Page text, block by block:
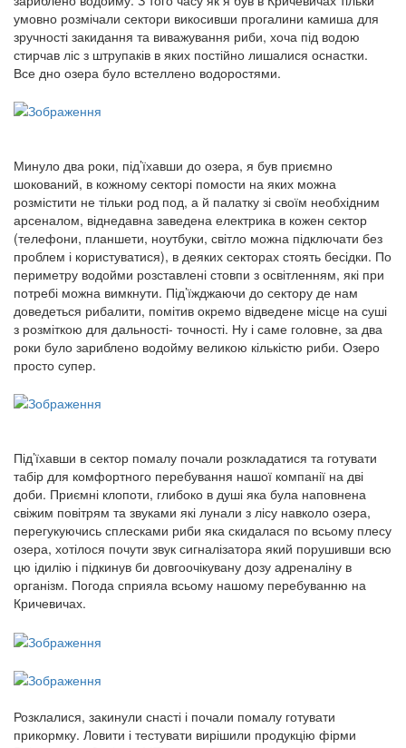
умовно розмічали сектори викосивши прогалини камиша для
зручності закидання та виважування риби, хоча під водою
стирчав ліс з штрупаків в яких постійно лишалися оснастки.
Все дно озера було встеллено водоростями.
Минуло два роки, під’їхавши до озера, я був приємно
шокований, в кожному секторі помости на яких можна
розмістити не тільки род под, а й палатку зі своїм необхідним
арсеналом, віднедавна заведена електрика в кожен сектор
(телефони, планшети, ноутбуки, світло можна підключати без
проблем і користуватися), в деяких секторах стоять бесідки. По
периметру водойми розставлені стовпи з освітленням, які при
потребі можна вимкнути. Під’їжджаючи до сектору де нам
доведеться рибалити, помітив окремо відведене місце на суші
з розміткою для дальності- точності. Ну і саме головне, за два
роки було зариблено водойму великою кількістю риби. Озеро
просто супер.
Під’їхавши в сектор помалу почали розкладатися та готувати
табір для комфортного перебування нашої компанії на дві
доби. Приємні клопоти, глибоко в душі яка була наповнена
свіжим повітрям та звуками які лунали з лісу навколо озера,
перегукуючись сплесками риби яка скидалася по всьому плесу
озера, хотілося почути звук сигналізатора який порушивши всю
цю ідилію і підкинув би довгоочікувану дозу адреналіну в
організм. Погода сприяла всьому нашому перебуванню на
Кричевичах.
Розклалися, закинули снасті і почали помалу готувати
прикормку. Ловити і тестувати вирішили продукцію фірми